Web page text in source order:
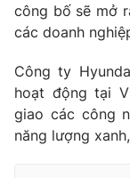
công bố sẽ mở
các doanh
Công ty
hoạt động tại
giao các công
năng lượng